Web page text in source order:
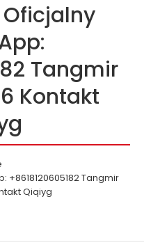
Tangmir
Kontakt
Tangmir
Qiqiyg